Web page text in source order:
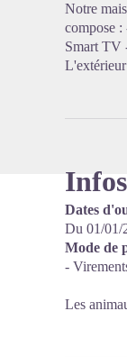
Notre
compose :
Smart TV
L'extérieur
Dates
Du 01/01/
Mode de
-
Les